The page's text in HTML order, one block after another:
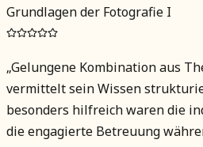
Grundlagen der Fotografie I
„Gelungene Kombination aus
vermittelt sein Wissen
besonders hilfreich waren die
die engagierte Betreuung